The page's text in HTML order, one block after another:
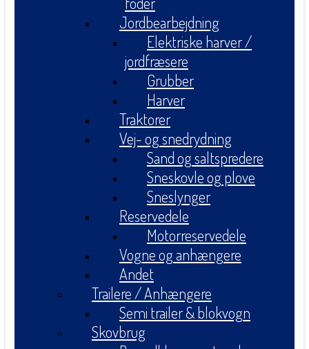
Jordbearbejdning
Elektriske harver /
jordfræsere
Grubber
Harver
Traktorer
Vej- og snedrydning
Sand og saltspredere
Sneskovle og plove
Sneslynger
Reservedele
Motorreservedele
Vogne og anhængere
Andet
Trailere / Anhængere
Semi trailer & blokvogn
Skovbrug